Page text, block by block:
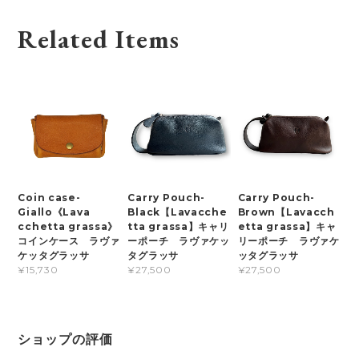
Related Items
Coin case-
Giallo《Lava
cchetta grassa》
コインケース ラヴァ
ケッタグラッサ
¥15,730
Carry Pouch-
Black【Lavacche
tta grassa】キャリ
ーポーチ ラヴァケッ
タグラッサ
¥27,500
Carry Pouch-
Brown【Lavacch
etta grassa】キャ
リーポーチ ラヴァケ
ッタグラッサ
¥27,500
ショップの評価